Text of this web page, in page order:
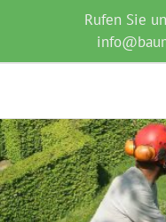
Rufen Sie